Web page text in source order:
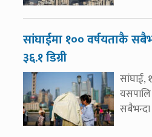
सांघाईमा १०० वर्षयताकै
३६.१ डिग्री
सांघाई,